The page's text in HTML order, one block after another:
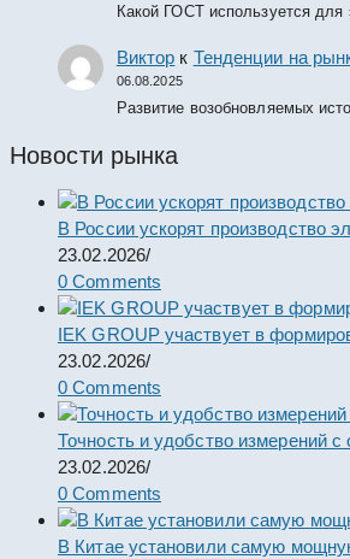
Какой ГОСТ используется для
Виктор к Тенденции на
06.08.2025
Развитие возобновляемых
Новости рынка
В России ускорят производство
23.02.2026/
0 Comments
IEK GROUP участвует в
23.02.2026/
0 Comments
Точность и удобство измерений
23.02.2026/
0 Comments
В Китае установили самую